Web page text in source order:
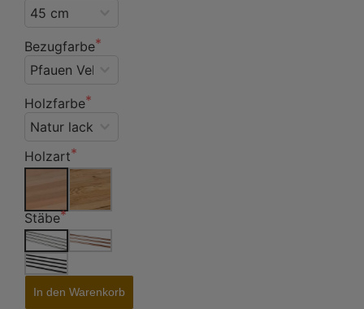
Bezugfarbe
Holzfarbe
Holzart
Stäbe
In den Warenkorb